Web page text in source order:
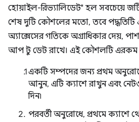
হোয়াইল-রিভ্যালিডেট" হল সবচেয়ে
শেষ দুটি কৌশলের মতো, তবে পদ্ধতিটি
অ্যাক্সেসের গতিকে অগ্রাধিকার দেয়,
আপ টু ডেট রাখে। এই কৌশলটি এরকম
একটি সম্পদের জন্য প্রথম
আনুন, এটি ক্যাশে রাখুন এবং
দিন৷
পরবর্তী অনুরোধে, প্রথমে ক্যাশে